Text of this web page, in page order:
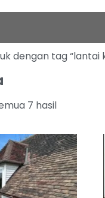
dengan tag “lantai
7 hasil